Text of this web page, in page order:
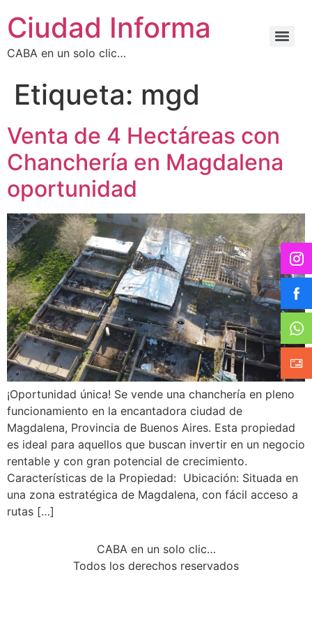
Ciudad Informa
CABA en un solo clic…
Etiqueta: mgd
Venta de 4 Hectáreas con
Chanchería en Magdalena
oportunidad
¡Oportunidad única! Se vende una chanchería en pleno
funcionamiento en la encantadora ciudad de
Magdalena, Provincia de Buenos Aires. Esta propiedad
es ideal para aquellos que buscan invertir en un negocio
rentable y con gran potencial de crecimiento.
Características de la Propiedad: Ubicación: Situada en
una zona estratégica de Magdalena, con fácil acceso a
rutas […]
CABA en un solo clic…
Todos los derechos reservados